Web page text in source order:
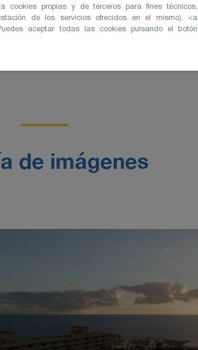
de imágenes
cookies propias y de terceros para fines técnicos,
de los servicios ofrecidos en el mismo). <a
aceptar todas las cookies pulsando el botón